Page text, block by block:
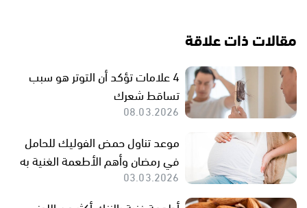
مقالات ذات علاقة
4 علامات تؤكد أن التوتر هو سبب
تساقط شعرك
08.03.2026
موعد تناول حمض الفوليك للحامل
في رمضان وأهم الأطعمة الغنية به
03.03.2026